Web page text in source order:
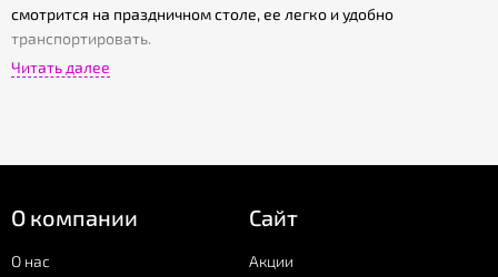
смотрится на праздничном столе, ее легко и удобно
транспортировать.
привлекательный внешний вид. Не стоит укладывать в корзину
фруктовую нарезку — кусочки могут помяться и дать ненужную
Читать далее
О компании
О нас
Сайт
Акции